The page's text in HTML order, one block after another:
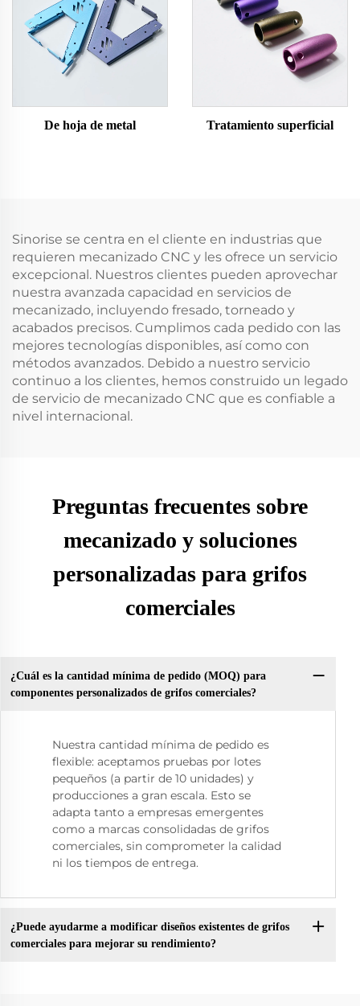
De hoja de metal Tratamiento superficial
Sinorise se centra en el cliente en industrias que
requieren mecanizado CNC y les ofrece un servicio
excepcional. Nuestros clientes pueden aprovechar
nuestra avanzada capacidad en servicios de
mecanizado, incluyendo fresado, torneado y
acabados precisos. Cumplimos cada pedido con las
mejores tecnologías disponibles, así como con
métodos avanzados. Debido a nuestro servicio
continuo a los clientes, hemos construido un legado
de servicio de mecanizado CNC que es confiable a
nivel internacional.
Preguntas frecuentes sobre
mecanizado y soluciones
personalizadas para grifos
comerciales
¿Cuál es la cantidad mínima de pedido (MOQ) para
componentes personalizados de grifos comerciales?
Nuestra cantidad mínima de pedido es
flexible: aceptamos pruebas por lotes
pequeños (a partir de 10 unidades) y
producciones a gran escala. Esto se
adapta tanto a empresas emergentes
como a marcas consolidadas de grifos
comerciales, sin comprometer la calidad
ni los tiempos de entrega.
¿Puede ayudarme a modificar diseños existentes de grifos
comerciales para mejorar su rendimiento?